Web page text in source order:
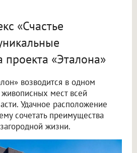
«Счастье
«Эталона»
возводится в одном
мест всей
Удачное расположение
сочетать преимущества
жизни.